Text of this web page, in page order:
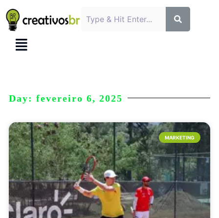
Day: fevereiro 6, 2025
MARKETING